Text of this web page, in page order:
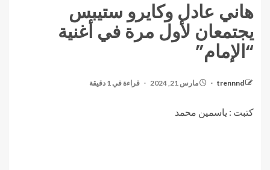
هاني عادل وكايرو ستيبس
يجتمعان لأول مرة في أغنية
“الإمام”
trennnd مارس 21, 2024 قراءة في 1 دقيقة
كتبت : ياسمين محمد